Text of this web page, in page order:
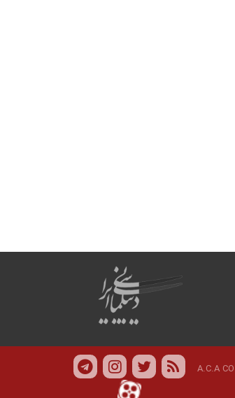
A.C.A CO